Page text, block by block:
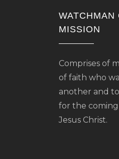
WATCHMAN
MISSION
Comprises of
of faith who
another and
for the
Jesus Christ.